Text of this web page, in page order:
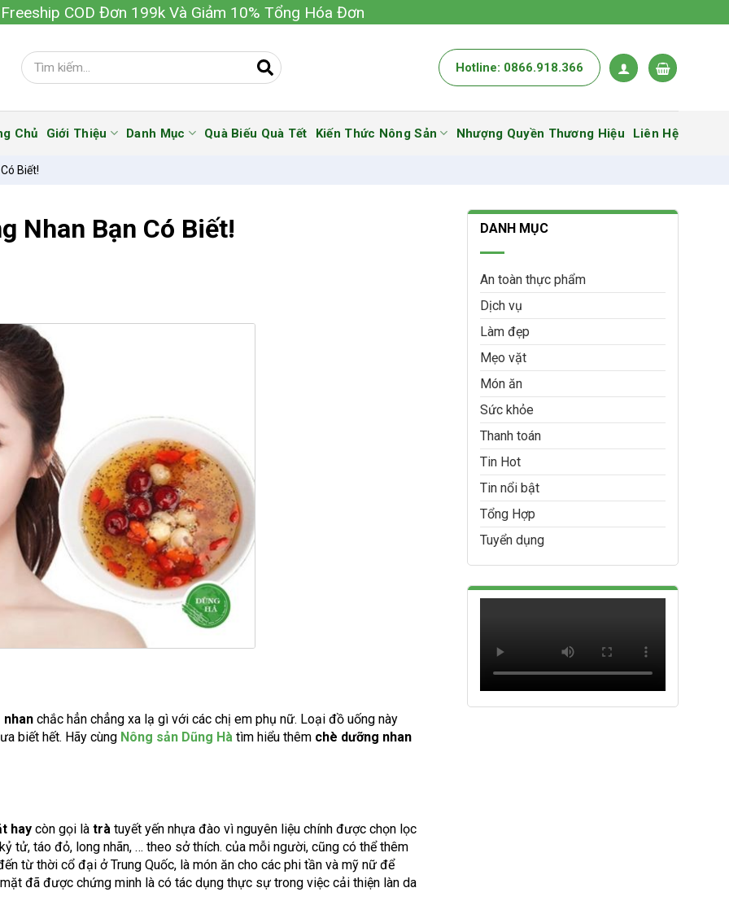
Freeship COD Đơn 199k Và Giảm 10% Tổng Hóa Đơn
Hotline: 0866.918.366
Chủ Giới Thiệu Danh Mục Quà Biếu Quà Tết Kiến Thức Nông Sản Nhượng Quyền Thương Hiệu Liên Hệ
Biết!
Nhan Bạn Có Biết!
nhan chắc hẳn chẳng xa lạ gì với các chị em phụ nữ. Loại đồ uống này
biết hết. Hãy cùng Nông sản Dũng Hà tìm hiểu thêm chè dưỡng nhan
hay còn gọi là trà tuyết yến nhựa đào vì nguyên liệu chính được chọn lọc
tử, táo đỏ, long nhãn, … theo sở thích. của mỗi người, cũng có thể thêm
từ thời cổ đại ở Trung Quốc, là món ăn cho các phi tần và mỹ nữ để
đã được chứng minh là có tác dụng thực sự trong việc cải thiện làn da
DANH MỤC
An toàn thực phẩm
Dịch vụ
Làm đẹp
Mẹo vặt
Món ăn
Sức khỏe
Thanh toán
Tin Hot
Tin nổi bật
Tổng Hợp
Tuyển dụng